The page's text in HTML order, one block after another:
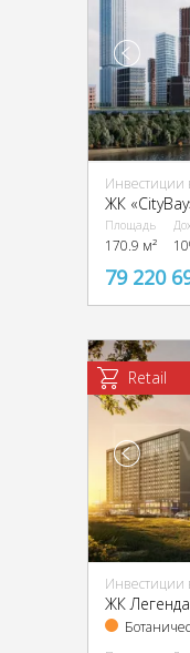
Инвестиции
Площадь
170.9 м²
79 220
Retail
Инвестиции